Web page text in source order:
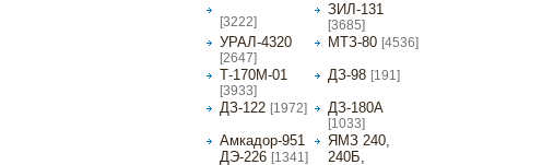
[3222]
ЗИЛ-131
[3685]
УРАЛ-4320
[2647]
МТЗ-80 [4536]
Т-170М-01
[3933]
ДЗ-98 [191]
ДЗ-122 [1972] ДЗ-180А
[1033]
Амкадор-951
ДЭ-226 [1341]
ЯМЗ 240,
240Б,